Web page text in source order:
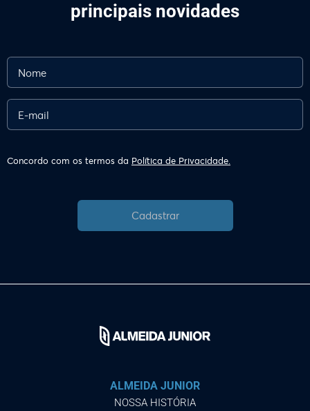
principais novidades
Concordo com os termos da Política de Privacidade.
Cadastrar
ALMEIDA JUNIOR
NOSSA HISTÓRIA